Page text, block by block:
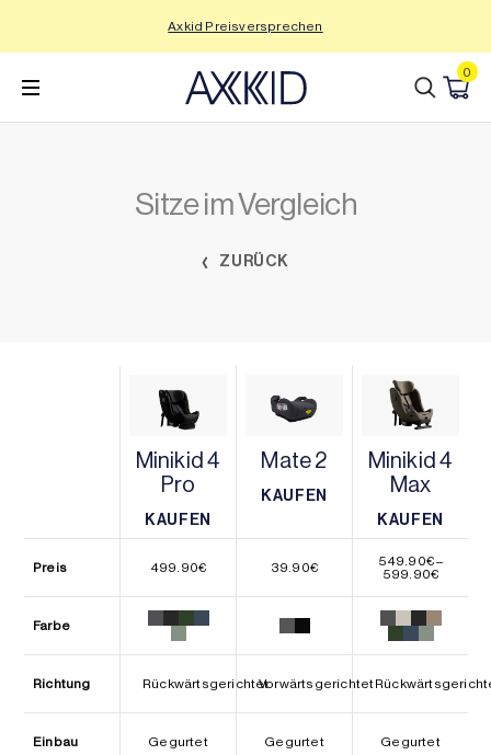
wechseln
Axkid Preisversprechen
0
Sitze im Vergleich
ZURÜCK
Minikid 4
Pro
KAUFEN
KAUFEN
Mate 2
KAUFEN
Minikid 4
Max
KAUFEN
KAUFEN
Preis 499.90€ 39.90€ 549.90€–
599.90€
bis
Farbe
Richtung RückwärtsgerichtetVorwärtsgerichtet
Einbau Gegurtet Gegurtet Gegurtet